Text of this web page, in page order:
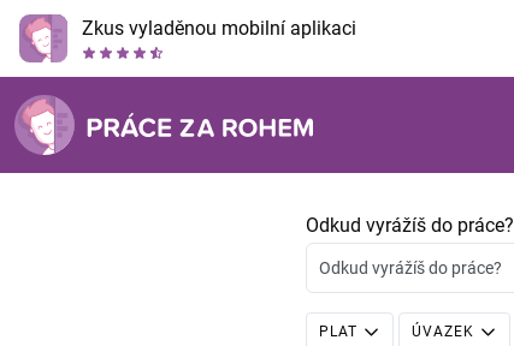
Zkus vyladěnou mobilní aplikaci
Odkud vyrážíš do práce?
Odkud vyrážíš do práce?
PLAT ÚVAZEK